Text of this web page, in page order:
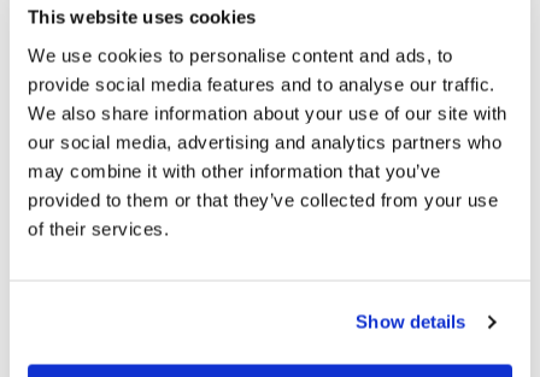
This website uses cookies
We use cookies to personalise content and ads, to
provide social media features and to analyse our traffic.
We also share information about your use of our site with
our social media, advertising and analytics partners who
may combine it with other information that you’ve
provided to them or that they’ve collected from your use
of their services.
Show details
établissements modernes.